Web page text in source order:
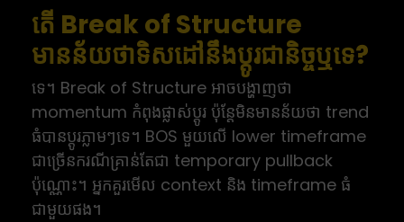
តើ Break of Structure
មានន័យថាទិសដៅនឹងប្តូរជានិច្ចឬទេ?
ទេ។ Break of Structure អាចបង្ហាញថា
momentum កំពុងផ្លាស់ប្តូរ ប៉ុន្តែមិនមានន័យថា trend
ធំបានប្តូរភ្លាមៗទេ។ BOS មួយលើ lower timeframe
ជាច្រើនករណីគ្រាន់តែជា temporary pullback
ប៉ុណ្ណោះ។ អ្នកគួរមើល context និង timeframe ធំ
ជាមួយផង។